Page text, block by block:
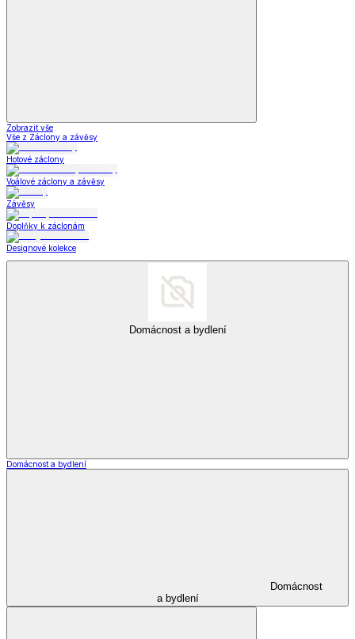
Zobrazit vše
Vše z Záclony a závěsy
Hotové záclony
Voálové záclony a závěsy
Závěsy
Doplňky k záclonám
Designové kolekce
Domácnost a bydlení
Domácnost a bydlení
Domácnost
a bydlení